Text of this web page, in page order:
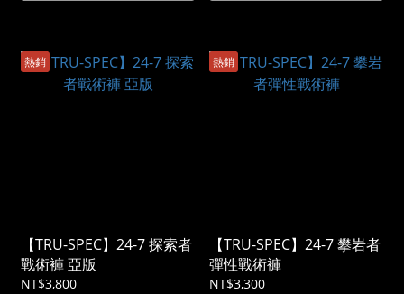
熱銷
【TRU-SPEC】24-7 探索者
戰術褲 亞版
NT$3,800
熱銷
【TRU-SPEC】24-7 攀岩者
彈性戰術褲
NT$3,300